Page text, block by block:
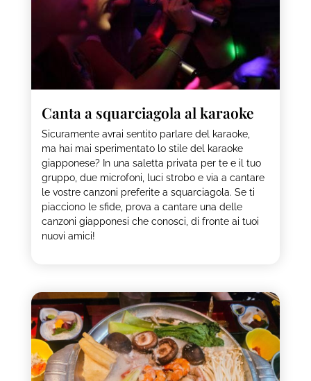
Canta a squarciagola al karaoke
Sicuramente avrai sentito parlare del karaoke,
ma hai mai sperimentato lo stile del karaoke
giapponese? In una saletta privata per te e il tuo
gruppo, due microfoni, luci strobo e via a cantare
le vostre canzoni preferite a squarciagola. Se ti
piacciono le sfide, prova a cantare una delle
canzoni giapponesi che conosci, di fronte ai tuoi
nuovi amici!